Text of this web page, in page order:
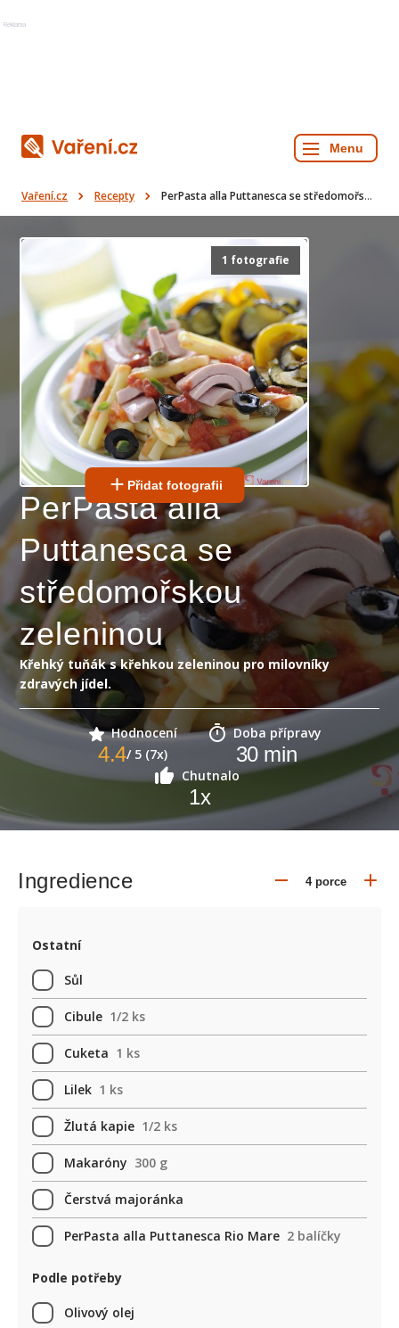
Reklama
Vaření.cz Recepty PerPasta alla Puttanesca se středomořskou zeleninou
1 fotografie
Přidat fotografii
PerPasta alla
Puttanesca se
středomořskou
zeleninou
Křehký tuňák s křehkou zeleninou pro milovníky
zdravých jídel.
Hodnocení
4.4/ 5 (7x)
Doba přípravy
30min
Chutnalo
1x
Ingredience
Ostatní
Sůl
Cibule 1/2 ks
Cuketa 1 ks
Lilek 1 ks
Žlutá kapie 1/2 ks
Makaróny 300 g
Čerstvá majoránka
PerPasta alla Puttanesca Rio Mare 2 balíčky
Podle potřeby
Olivový olej